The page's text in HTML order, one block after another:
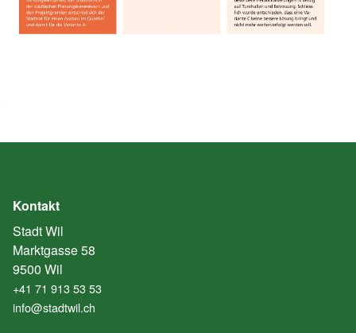
Kontakt
Stadt Wil
Marktgasse 58
9500 Wil
+41 71 913 53 53
info@stadtwil.ch